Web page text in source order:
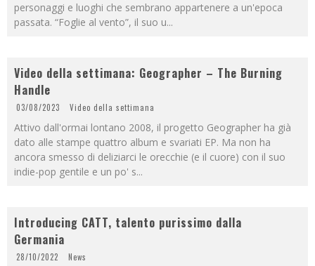
personaggi e luoghi che sembrano appartenere a un'epoca
passata. “Foglie al vento”, il suo u...
Video della settimana: Geographer – The Burning
Handle
03/08/2023 Video della settimana
Attivo dall'ormai lontano 2008, il progetto Geographer ha già
dato alle stampe quattro album e svariati EP. Ma non ha
ancora smesso di deliziarci le orecchie (e il cuore) con il suo
indie-pop gentile e un po' s...
Introducing CATT, talento purissimo dalla
Germania
28/10/2022 News